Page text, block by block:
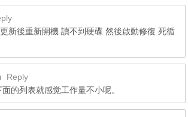
新後重新開機 讀不到硬碟 然後啟動修復 死循
Reply
的列表就感觉工作量不小呢。